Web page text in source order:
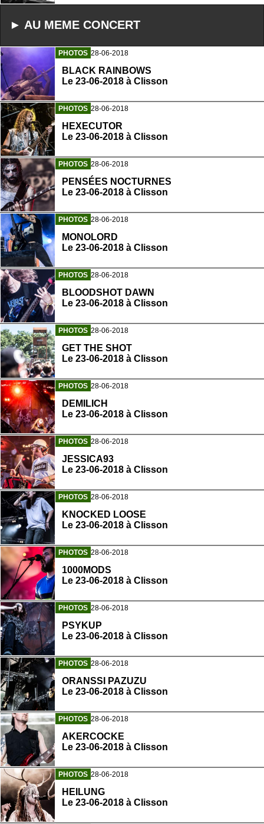
► AU MEME CONCERT
PHOTOS 28-06-2018
BLACK RAINBOWS
Le 23-06-2018 à Clisson
PHOTOS 28-06-2018
HEXECUTOR
Le 23-06-2018 à Clisson
PHOTOS 28-06-2018
PENSÉES NOCTURNES
Le 23-06-2018 à Clisson
PHOTOS 28-06-2018
MONOLORD
Le 23-06-2018 à Clisson
PHOTOS 28-06-2018
BLOODSHOT DAWN
Le 23-06-2018 à Clisson
PHOTOS 28-06-2018
GET THE SHOT
Le 23-06-2018 à Clisson
PHOTOS 28-06-2018
DEMILICH
Le 23-06-2018 à Clisson
PHOTOS 28-06-2018
JESSICA93
Le 23-06-2018 à Clisson
PHOTOS 28-06-2018
KNOCKED LOOSE
Le 23-06-2018 à Clisson
PHOTOS 28-06-2018
1000MODS
Le 23-06-2018 à Clisson
PHOTOS 28-06-2018
PSYKUP
Le 23-06-2018 à Clisson
PHOTOS 28-06-2018
ORANSSI PAZUZU
Le 23-06-2018 à Clisson
PHOTOS 28-06-2018
AKERCOCKE
Le 23-06-2018 à Clisson
PHOTOS 28-06-2018
HEILUNG
Le 23-06-2018 à Clisson